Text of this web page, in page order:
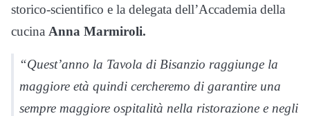
storico-scientifico e la delegata dell’Accademia della
cucina Anna Marmiroli.
“Quest’anno la Tavola di Bisanzio raggiunge la
maggiore età quindi cercheremo di garantire una
sempre maggiore ospitalità nella ristorazione e negli